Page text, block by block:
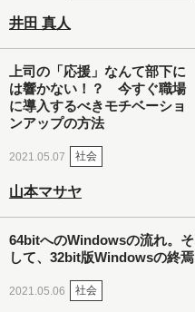
井田 真人
上司の「応援」なんて部下に
は響かない！？ 今すぐ職場
に導入するべきモチベーショ
ンアップの方法
2021.05.07 社会
山本マサヤ
64bitへのWindowsの流れ。そ
して、32bit版Windowsの終焉
2021.05.06 社会